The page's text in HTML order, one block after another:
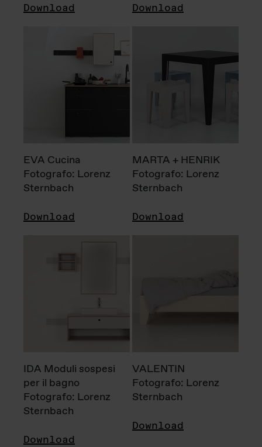
Download Download
EVA Cucina
Fotografo: Lorenz
Sternbach
Download
MARTA + HENRIK
Fotografo: Lorenz
Sternbach
Download
IDA Moduli sospesi
per il bagno
Fotografo: Lorenz
Sternbach
Download
VALENTIN
Fotografo: Lorenz
Sternbach
Download